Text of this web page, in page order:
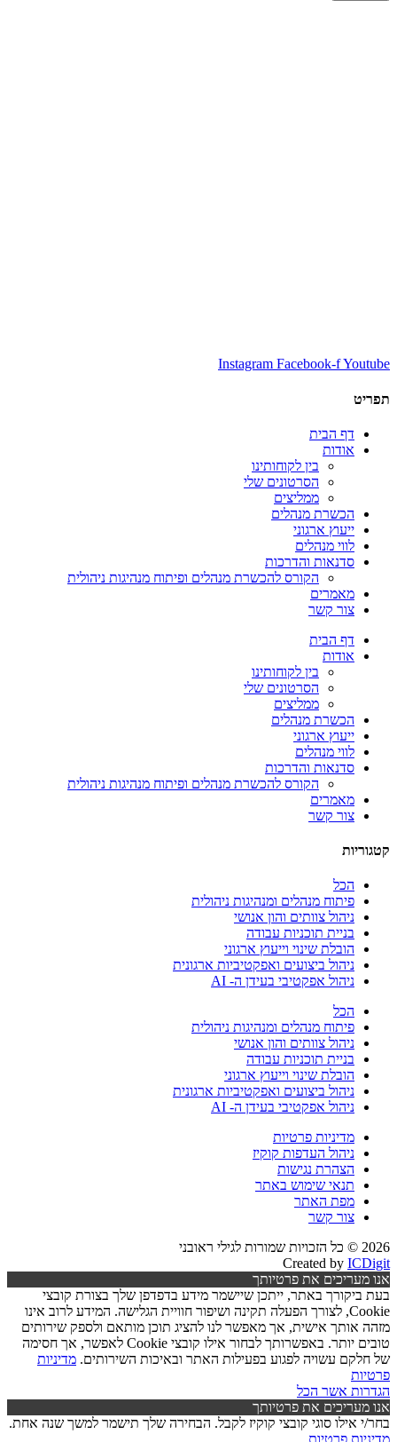
Instagram Facebook-fYoutube
תפריט
דף הבית
אודות
בין לקוחותינו
הסרטונים שלי
ממליצים
הכשרת מנהלים
ייעוץ ארגוני
לווי מנהלים
סדנאות והדרכות
הקורס להכשרת מנהלים ופיתוח מנהיגות ניהולית
מאמרים
צור קשר
דף הבית
אודות
בין לקוחותינו
הסרטונים שלי
ממליצים
הכשרת מנהלים
ייעוץ ארגוני
לווי מנהלים
סדנאות והדרכות
הקורס להכשרת מנהלים ופיתוח מנהיגות ניהולית
מאמרים
צור קשר
קטגוריות
הכל
פיתוח מנהלים ומנהיגות ניהולית
ניהול צוותים והון אנושי
בניית תוכניות עבודה
הובלת שינוי וייעוץ ארגוני
ניהול ביצועים ואפקטיביות ארגונית
ניהול אפקטיבי בעידן ה- AI
הכל
פיתוח מנהלים ומנהיגות ניהולית
ניהול צוותים והון אנושי
בניית תוכניות עבודה
הובלת שינוי וייעוץ ארגוני
ניהול ביצועים ואפקטיביות ארגונית
ניהול אפקטיבי בעידן ה- AI
מדיניות פרטיות
ניהול העדפות קוקיז
הצהרת נגישות
תנאי שימוש באתר
מפת האתר
צור קשר
2026 © כל הזכויות שמורות לגילי ראובני
Created by ICDigit
אנו מעריכים את פרטיותך
בעת ביקורך באתר, ייתכן שיישמר מידע בדפדפן שלך בצורת קובצי
Cookie, לצורך הפעלה תקינה ושיפור חוויית הגלישה. המידע לרוב אינו
מזהה אותך אישית, אך מאפשר לנו להציג תוכן מותאם ולספק שירותים
טובים יותר. באפשרותך לבחור אילו קובצי Cookie לאפשר, אך חסימה
של חלקם עשויה לפגוע בפעילות האתר ובאיכות השירותים. מדיניות
פרטיות
הגדרות אשר הכל
אנו מעריכים את פרטיותך
בחר/י אילו סוגי קובצי קוקיז לקבל. הבחירה שלך תישמר למשך שנה אחת.